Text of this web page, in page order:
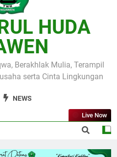
HUDA
Berakhlak Mulia, Terampil
serta Cinta Lingkungan
NEWS
Live Now